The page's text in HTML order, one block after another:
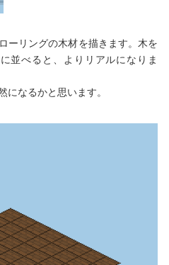
ーリングの木材を描きます。木を
並べると、よりリアルになりま
になるかと思います。